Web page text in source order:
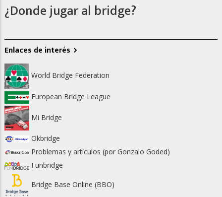
¿Donde jugar al bridge?
Enlaces de interés
World Bridge Federation
European Bridge League
Mi Bridge
Okbridge
Problemas y artículos (por Gonzalo Goded)
Funbridge
Bridge Base Online (BBO)